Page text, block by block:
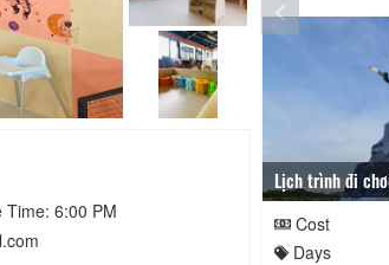
Time: 6:00 PM
Lịch trình đi
Cost
Days